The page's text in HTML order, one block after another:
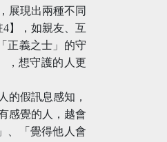
展現出兩種不同
】，如親友、互
正義之士」的守
，想守護的人更
的假訊息感知，
感覺的人，越會
、「覺得他人會